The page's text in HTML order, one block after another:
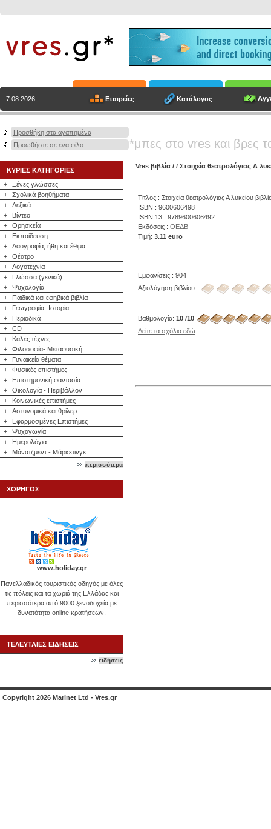
7.08.2026 Εταιρείες Κατάλογος
Προσθήκη στα αγαπημένα
Προωθήστε σε ένα φίλο
*μπες στο vres και βρες
ΚΥΡΙΕΣ ΚΑΤΗΓΟΡΙΕΣ
+
Ξένες γλώσσες
+
Σχολικά βοηθήματα
+
Λεξικά
+
Βίντεο
+
Θρησκεία
+
Εκπαίδευση
+
Λαογραφία, ήθη και έθιμα
+
Θέατρο
+
Λογοτεχνία
+
Γλώσσα (γενικά)
+
Ψυχολογία
+
Παιδικά και εφηβικά βιβλία
+
Γεωγραφία- Ιστορία
+
Περιοδικά
+
CD
+
Καλές τέχνες
+
Φιλοσοφία- Μεταφυσική
+
Γυναικεία θέματα
+
Φυσικές επιστήμες
+
Επιστημονική φαντασία
+
Οικολογία - Περιβάλλον
+
Κοινωνικές επιστήμες
+
Αστυνομικά και θρίλερ
+
Εφαρμοσμένες Επιστήμες
+
Ψυχαγωγία
+
Ημερολόγια
+
Μάνατζμεντ - Μάρκετινγκ
περισσότερα
ΧΟΡΗΓΟΣ
www.holiday.gr
Πανελλαδικός τουριστικός οδηγός με όλες
τις πόλεις και τα χωριά της Ελλάδας και
περισσότερα από 9000 ξενοδοχεία με
δυνατότητα online κρατήσεων.
ΤΕΛΕΥΤΑΙΕΣ ΕΙΔΗΣΕΙΣ
ειδήσεις
Vres βιβλία / / Στοιχεία θεατρολόγιας Α
Τίτλος : Στοιχεία θεατρολόγιας Α λυκείου
ISBN : 9600606498
ISBN 13 : 9789600606492
Εκδόσεις : ΟΕΔΒ
Τιμή: 3.11 euro
Εμφανίσεις : 904
Αξιολόγηση βιβλίου :
Βαθμολογία: 10 /10
Δείτε τα σχόλια εδώ
Copyright 2026 Marinet Ltd - Vres.gr